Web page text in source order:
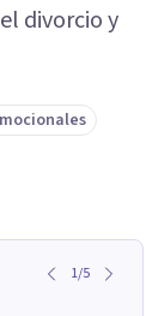
divorcio y
1/5